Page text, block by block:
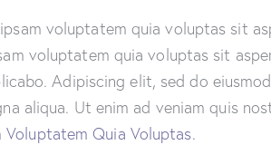
voluptatem quia voluptas sit
voluptatem quia voluptas sit
Adipiscing elit, sed do
aliqua. Ut enim ad veniam quis
Voluptatem Quia Voluptas.